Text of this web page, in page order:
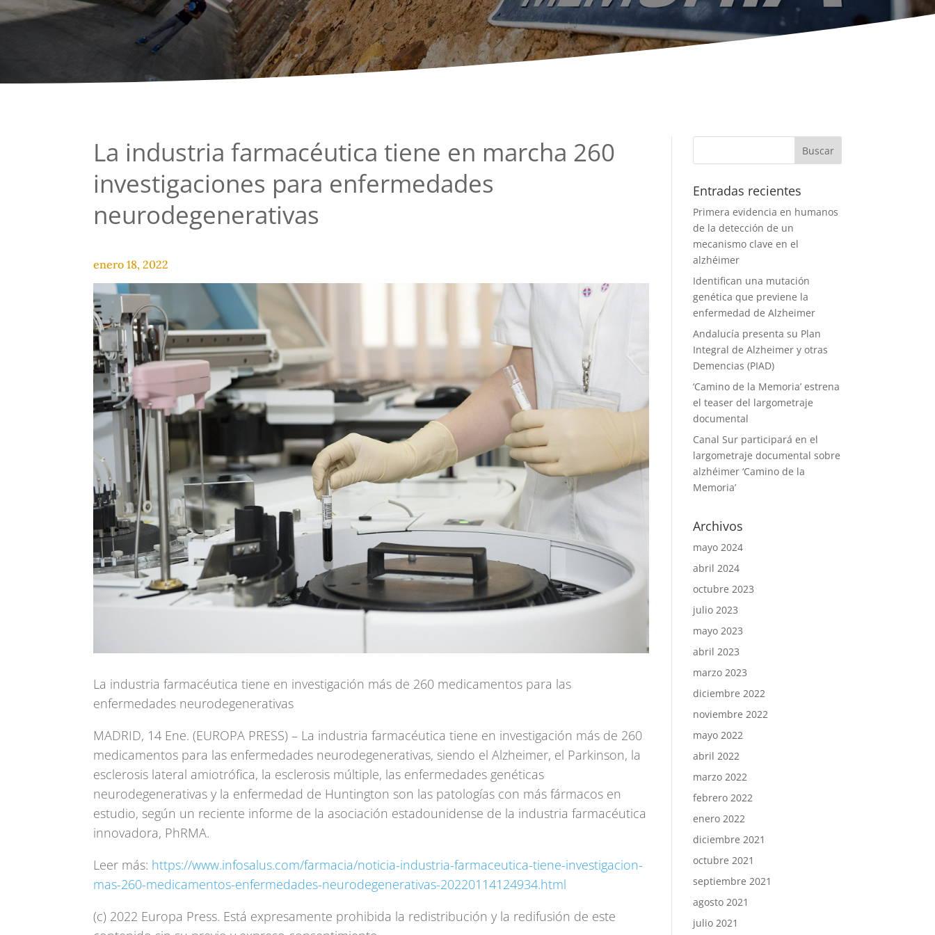
La industria farmacéutica tiene en marcha 260
investigaciones para enfermedades
neurodegenerativas
enero 18, 2022
La industria farmacéutica tiene en investigación más de 260 medicamentos para las
enfermedades neurodegenerativas
MADRID, 14 Ene. (EUROPA PRESS) – La industria farmacéutica tiene en investigación más de 260
medicamentos para las enfermedades neurodegenerativas, siendo el Alzheimer, el Parkinson, la
esclerosis lateral amiotrófica, la esclerosis múltiple, las enfermedades genéticas
neurodegenerativas y la enfermedad de Huntington son las patologías con más fármacos en
estudio, según un reciente informe de la asociación estadounidense de la industria farmacéutica
innovadora, PhRMA.
Leer más: https://www.infosalus.com/farmacia/noticia-industria-farmaceutica-tiene-investigacion-
mas-260-medicamentos-enfermedades-neurodegenerativas-20220114124934.html
(c) 2022 Europa Press. Está expresamente prohibida la redistribución y la redifusión de este
Entradas recientes
Primera evidencia en humanos
de la detección de un
mecanismo clave en el
alzhéimer
Identifican una mutación
genética que previene la
enfermedad de Alzheimer
Andalucía presenta su Plan
Integral de Alzheimer y otras
Demencias (PIAD)
‘Camino de la Memoria’ estrena
el teaser del largometraje
documental
Canal Sur participará en el
largometraje documental sobre
alzhéimer ‘Camino de la
Memoria’
Archivos
mayo 2024
abril 2024
octubre 2023
julio 2023
mayo 2023
abril 2023
marzo 2023
diciembre 2022
noviembre 2022
mayo 2022
abril 2022
marzo 2022
febrero 2022
enero 2022
diciembre 2021
octubre 2021
septiembre 2021
agosto 2021
julio 2021